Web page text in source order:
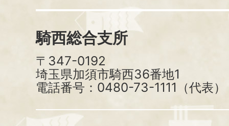
騎西総合支所
〒347-0192
埼玉県加須市騎西36番地1
電話番号：0480-73-1111（代表）